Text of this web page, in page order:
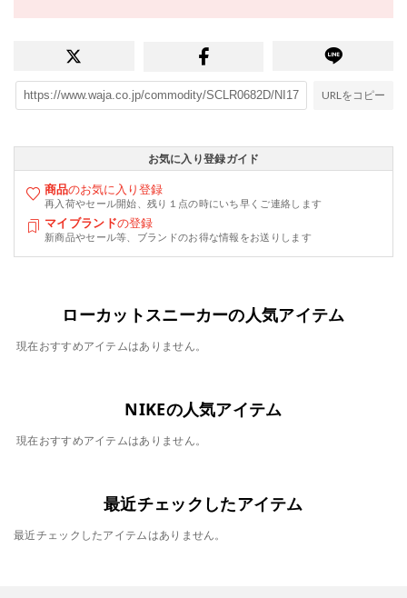
URLをコピー
お気に入り登録ガイド
商品のお気に入り登録
再入荷やセール開始、残り１点の時にいち早くご連絡します
マイブランドの登録
新商品やセール等、ブランドのお得な情報をお送りします
ローカットスニーカーの人気アイテム
現在おすすめアイテムはありません。
NIKEの人気アイテム
現在おすすめアイテムはありません。
最近チェックしたアイテム
最近チェックしたアイテムはありません。